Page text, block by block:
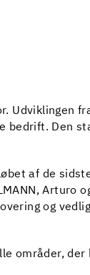
Udviklingen
bedrift. Den
af de
Arturo
og
områder,